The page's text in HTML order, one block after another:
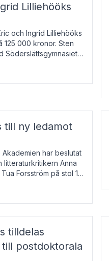
Lilliehööks
och Ingrid Lilliehööks
000 kronor. Sten
Söderslättsgymnasiet i
till ny ledamot
har beslutat
Anna
Forsström på stol 18
tilldelas
postdoktorala